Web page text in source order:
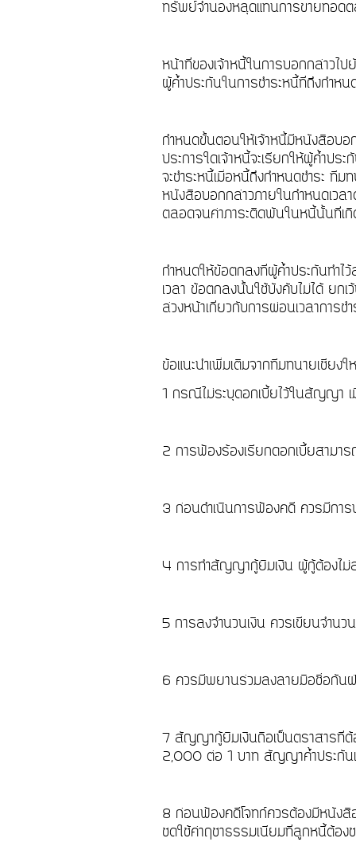
ทรัพย์จำนองหลุดแทนการขายทอดต
หน้าที่ของเจ้าหนี้ในการบอกกล่าวไ
ผู้ค้ำประกันในการชำระหนี้ที่ถึงกำหน
กำหนดขั้นตอนให้เจ้าหนี้มีหนังสือบ
ประการใดเจ้าหนี้จะเรียกให้ผู้ค้ำป
จะชำระหนี้เมื่อหนี้ถึงกำหนดชำระ ที
หนังสือบอกกล่าวภายในกำหนดเวล
ตลอดจนค่าภาระติดพันในหนี้นั้นที่เ
กำหนดให้ข้อตกลงที่ผู้ค้ำประกันทำไ
เวลา ข้อตกลงนั้นใช้บังคับไม่ได้ ยก
ล่วงหน้าเกี่ยวกับการผ่อนเวลาการช
ข้อแนะนำเพิ่มเติมจากทีมทนายเชียงใ
1 กรณีไม่ระบุดอกเบี้ยไว้ในสัญญา
2 การฟ้องร้องเรียกดอกเบี้ยสามา
3 ก่อนดำเนินการฟ้องคดี ควรมีการ
4 การทำสัญญากู้ยืมเงิน ผู้กู้ต้องไม่
5 การลงจำนวนเงิน ควรเขียนจำนว
6 ควรมีพยานร่วมลงลายมือชื่อกัน
7 สัญญากู้ยืมเงินถือเป็นตราสารที่ต้
2,000 ต่อ 1 บาท สัญญาค้ำประกัน
8 ก่อนฟ้องคดีโจทก์ควรต้องมีหนังสื
ชดใช้ค่าฤชาธรรมเนียมที่ลูกหนี้ต้อง